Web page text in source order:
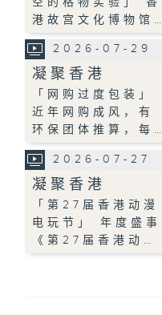
港故宫文化博物馆…
2026-07-29
凝聚香港
「网购过度包装」
近年网购成风，有
环保团体推算，每…
2026-07-27
凝聚香港
「第27届香港动漫
电玩节」 年度盛事
《第27届香港动…